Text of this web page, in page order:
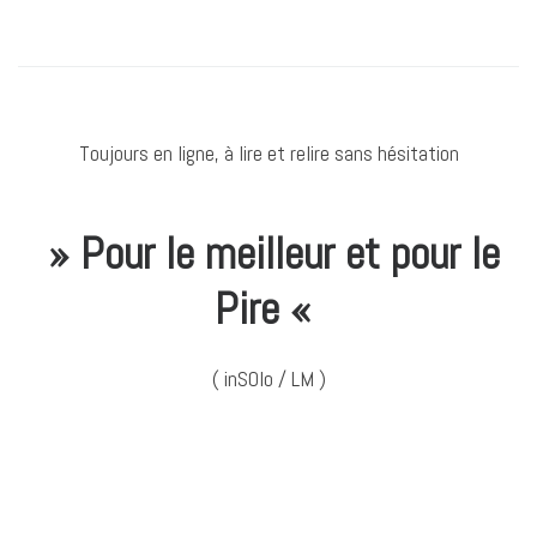
Toujours en ligne, à lire et relire sans hésitation
» Pour le meilleur et pour le
Pire «
( inSOlo / LM )